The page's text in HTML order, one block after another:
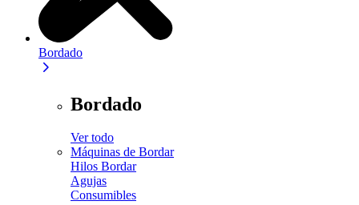
Bordado
Bordado
Ver todo
Máquinas de Bordar
Hilos Bordar
Agujas
Consumibles